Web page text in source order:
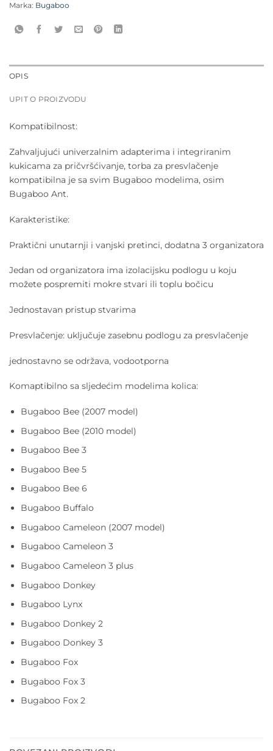
Marka: Bugaboo
OPIS
UPIT O PROIZVODU
Kompatibilnost:
Zahvaljujući univerzalnim adapterima i integriranim
kukicama za pričvršćivanje, torba za presvlačenje
kompatibilna je sa svim Bugaboo modelima, osim
Bugaboo Ant.
Karakteristike:
Praktični unutarnji i vanjski pretinci, dodatna 3 organizatora
Jedan od organizatora ima izolacijsku podlogu u koju
možete pospremiti mokre stvari ili toplu bočicu
Jednostavan pristup stvarima
Presvlačenje: uključuje zasebnu podlogu za presvlačenje
jednostavno se održava, vodootporna
Komaptibilno sa sljedećim modelima kolica:
Bugaboo Bee (2007 model)
Bugaboo Bee (2010 model)
Bugaboo Bee 3
Bugaboo Bee 5
Bugaboo Bee 6
Bugaboo Buffalo
Bugaboo Cameleon (2007 model)
Bugaboo Cameleon 3
Bugaboo Cameleon 3 plus
Bugaboo Donkey
Bugaboo Lynx
Bugaboo Donkey 2
Bugaboo Donkey 3
Bugaboo Fox
Bugaboo Fox 3
Bugaboo Fox 2